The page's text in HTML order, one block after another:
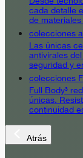
cada detalle
de
colecciones
Las únicas
antivirales
seguridad y
colecciones
Full Body³
únicas.
continuidad
Atrás